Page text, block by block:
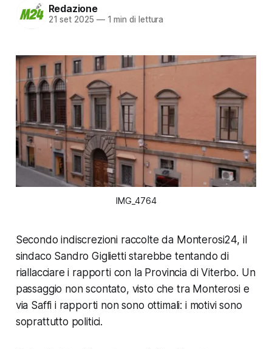
Redazione
21 set 2025 —1 min di lettura
IMG_4764
Secondo indiscrezioni raccolte da Monterosi24, il
sindaco Sandro Giglietti starebbe tentando di
riallacciare i rapporti con la Provincia di Viterbo. Un
passaggio non scontato, visto che tra Monterosi e
via Saffi i rapporti non sono ottimali: i motivi sono
soprattutto politici.